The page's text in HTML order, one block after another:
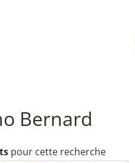
Bernard
pour cette recherche